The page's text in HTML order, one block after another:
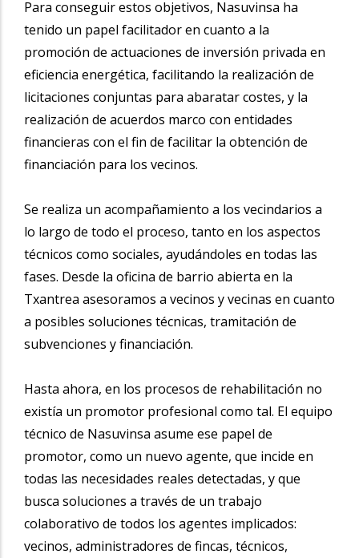
Para conseguir estos objetivos, Nasuvinsa ha
tenido un papel facilitador en cuanto a la
promoción de actuaciones de inversión privada en
eficiencia energética, facilitando la realización de
licitaciones conjuntas para abaratar costes, y la
realización de acuerdos marco con entidades
financieras con el fin de facilitar la obtención de
financiación para los vecinos.
Se realiza un acompañamiento a los vecindarios a
lo largo de todo el proceso, tanto en los aspectos
técnicos como sociales, ayudándoles en todas las
fases. Desde la oficina de barrio abierta en la
Txantrea asesoramos a vecinos y vecinas en cuanto
a posibles soluciones técnicas, tramitación de
subvenciones y financiación.
Hasta ahora, en los procesos de rehabilitación no
existía un promotor profesional como tal. El equipo
técnico de Nasuvinsa asume ese papel de
promotor, como un nuevo agente, que incide en
todas las necesidades reales detectadas, y que
busca soluciones a través de un trabajo
colaborativo de todos los agentes implicados:
vecinos, administradores de fincas, técnicos,